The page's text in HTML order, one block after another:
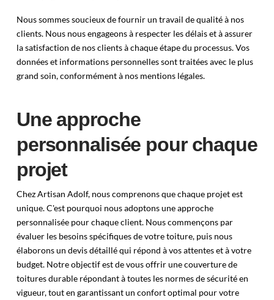
Nous sommes soucieux de fournir un travail de qualité à nos
clients. Nous nous engageons à respecter les délais et à assurer
la satisfaction de nos clients à chaque étape du processus. Vos
données et informations personnelles sont traitées avec le plus
grand soin, conformément à nos mentions légales.
Une approche
personnalisée pour chaque
projet
Chez Artisan Adolf, nous comprenons que chaque projet est
unique. C'est pourquoi nous adoptons une approche
personnalisée pour chaque client. Nous commençons par
évaluer les besoins spécifiques de votre toiture, puis nous
élaborons un devis détaillé qui répond à vos attentes et à votre
budget. Notre objectif est de vous offrir une couverture de
toitures durable répondant à toutes les normes de sécurité en
vigueur, tout en garantissant un confort optimal pour votre